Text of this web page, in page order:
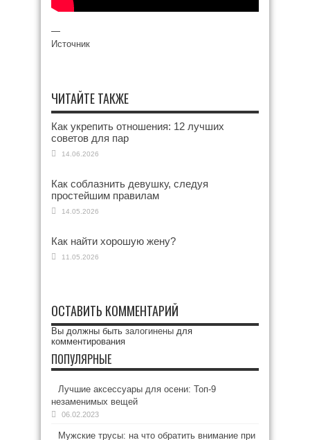
—
Источник
ЧИТАЙТЕ ТАКЖЕ
Как укрепить отношения: 12 лучших
советов для пар
14.06.2026
Как соблазнить девушку, следуя
простейшим правилам
14.05.2026
Как найти хорошую жену?
11.05.2026
ОСТАВИТЬ КОММЕНТАРИЙ
Вы должны быть залогинены для
комментирования
ПОПУЛЯРНЫЕ
Лучшие аксессуары для осени: Топ-9
незаменимых вещей
06.02.2023
Мужские трусы: на что обратить внимание при